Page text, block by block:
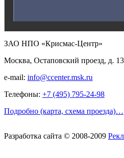
ЗАО НПО «Крисмас-Центр»
Москва, Остаповский проезд, д.
e-mail: info@ccenter.msk.ru
Телефоны: +7 (495) 795-24-98
Подробно (карта, схема проезда)…
Разработка сайта © 2008-2009